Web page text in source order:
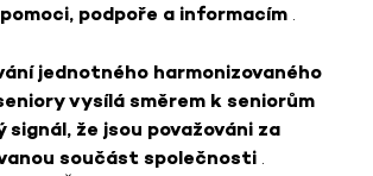
podpoře a informacím .
jednotného harmonizovaného
vysílá směrem k seniorům
signál, že jsou považováni za
součást společnosti .